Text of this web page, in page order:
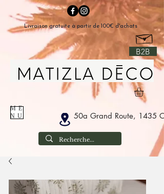
B2B
50a Grand Route, 1435
ME
NU
Livraison gratuite à partir de 100€ d'achats